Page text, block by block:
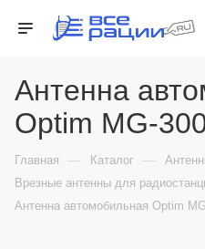
Антенна
Optim MG-
Главная — Каталог —
Врезные антенны для
Антенна автомобильная Optim